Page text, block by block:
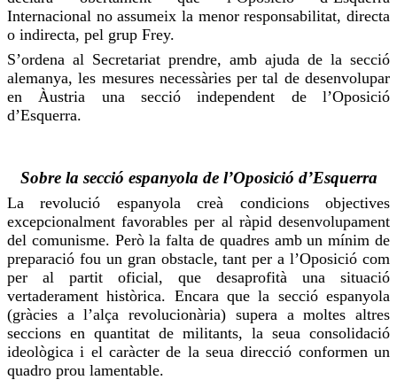
Internacional no assumeix la menor responsabilitat, directa
o indirecta, pel grup Frey.
S’ordena al Secretariat prendre, amb ajuda de la secció
alemanya, les mesures necessàries per tal de desenvolupar
en Àustria una secció independent de l’Oposició
d’Esquerra.
Sobre la secció espanyola de l’Oposició d’Esquerra
La revolució espanyola creà condicions objectives
excepcionalment favorables per al ràpid desenvolupament
del comunisme. Però la falta de quadres amb un mínim de
preparació fou un gran obstacle, tant per a l’Oposició com
per al partit oficial, que desaprofità una situació
vertaderament històrica. Encara que la secció espanyola
(gràcies a l’alça revolucionària) supera a moltes altres
seccions en quantitat de militants, la seua consolidació
ideològica i el caràcter de la seuadirecció conformen un
quadro prou lamentable.